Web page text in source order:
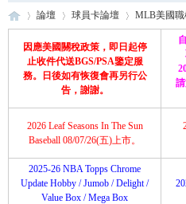
»
論壇
›
球員卡論壇
›
MLB美國
因應美國關稅政策，即日起停
止收件代送BGS/PSA鑒定服
務。日後如有恢復會再另行公
告，謝謝。
2026 Leaf Seasons In The Sun
Baseball 08/07/26(五)上市。
2025-26 NBA Topps Chrome
Update Hobby / Jumob / Delight /
Value Box / Mega Box